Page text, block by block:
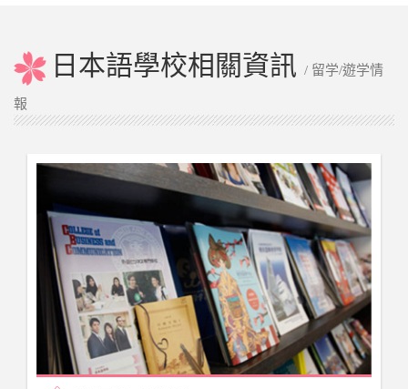
日本語學校相關資訊/ 留学/遊学情
報